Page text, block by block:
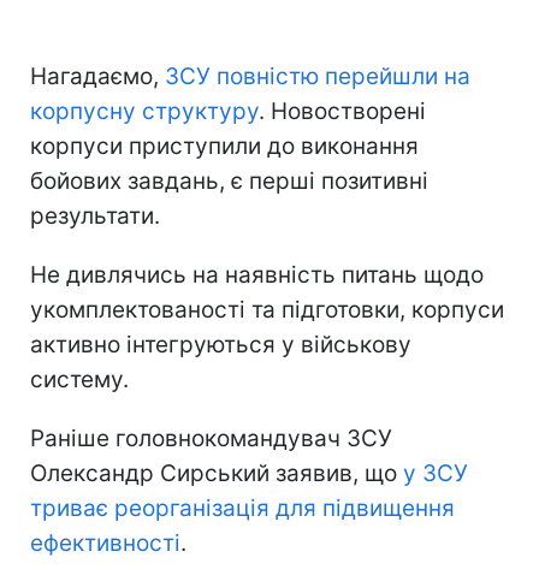
Нагадаємо, ЗСУ повністю перейшли на
корпусну структуру. Новостворені
корпуси приступили до виконання
бойових завдань, є перші позитивні
результати.
Не дивлячись на наявність питань щодо
укомплектованості та підготовки, корпуси
активно інтегруються у військову
систему.
Раніше головнокомандувач ЗСУ
Олександр Сирський заявив, що у ЗСУ
триває реорганізація для підвищення
ефективності.